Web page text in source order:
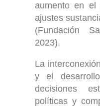
aumento en el
ajustes
(Fundación
2023).
La
y el
decisiones
políticas y